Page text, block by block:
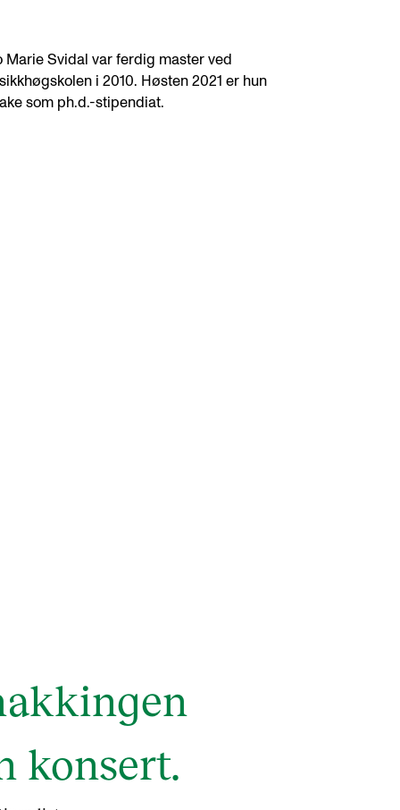
Marie Svidal var ferdig master ved
i 2010. Høsten 2021 er hun
som ph.d.-stipendiat.
konsert.